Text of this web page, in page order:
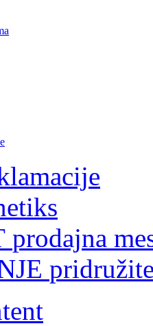
prodajna